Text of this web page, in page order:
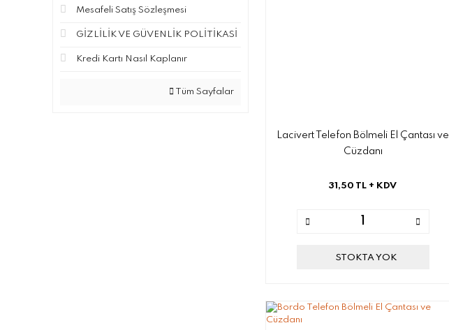
Mesafeli Satış Sözleşmesi
GİZLİLİK VE GÜVENLİK POLİTİKASİ
Kredi Kartı Nasıl Kaplanır
Tüm Sayfalar
Lacivert Telefon Bölmeli El Çantası ve
Cüzdanı
31,50 TL + KDV
STOKTA YOK